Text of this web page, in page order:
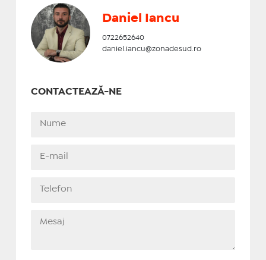
Daniel Iancu
0722652640
daniel.iancu@zonadesud.ro
CONTACTEAZĂ-NE